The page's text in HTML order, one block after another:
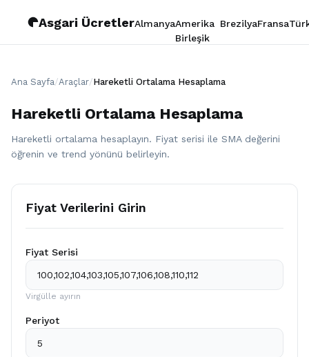
Asgari ÜcretlerAlmanyaAmerika
Birleşik
BrezilyaFransa
Ana Sayfa/Araçlar/Hareketli Ortalama Hesaplama
Hareketli Ortalama Hesaplama
Hareketli ortalama hesaplayın. Fiyat serisi ile SMA değerini
öğrenin ve trend yönünü belirleyin.
Fiyat Verilerini Girin
Fiyat Serisi
Virgülle ayırın
Periyot